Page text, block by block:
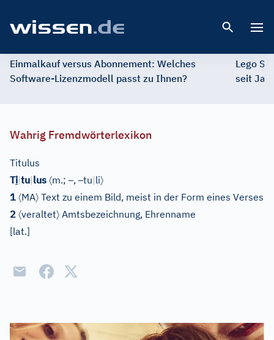
Einmalkauf versus Abonnement: Welches
Software-Lizenzmodell passt zu Ihnen?
Lego
seit
Wahrig Fremdwörterlexikon
Titulus
Ti|tu|lus 〈m.;–,–tu|li〉
1 〈MA〉 Text zu einem Bild, meist in der Form eines Verses
2 〈veraltet〉 Amtsbezeichnung, Ehrenname
[lat.]